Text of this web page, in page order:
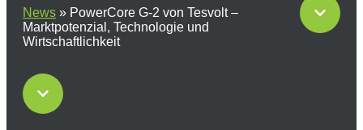
News » PowerCore G-2 von Tesvolt –
Marktpotenzial, Technologie und
Wirtschaftlichkeit